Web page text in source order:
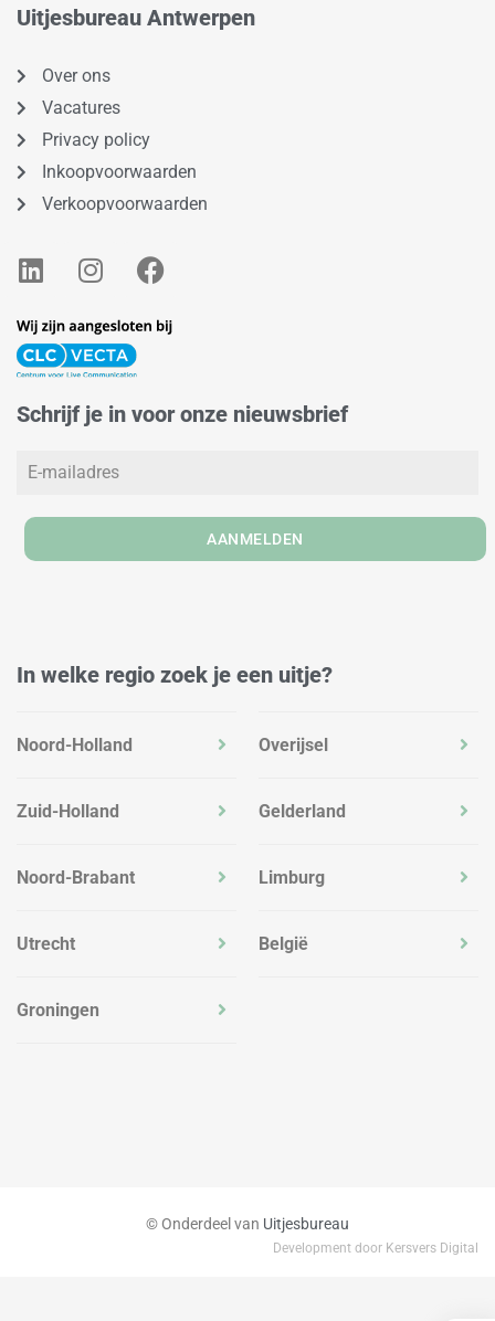
Uitjesbureau Antwerpen
Over ons
Vacatures
Privacy policy
Inkoopvoorwaarden
Verkoopvoorwaarden
L
i
k
e
i
I
n
t
a
r
m
F
a
e
o
Schrijf je in voor onze nieuwsbrief
AANMELDEN
In welke regio zoek je een uitje?
Noord-Holland
Zuid-Holland
Noord-Brabant
Utrecht
Groningen
Overijsel
Gelderland
Limburg
België
© Onderdeel van Uitjesbureau
Development door Kersvers Digital